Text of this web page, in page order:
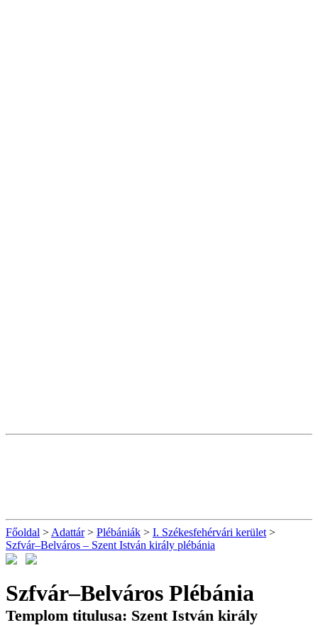
Főoldal > Adattár> Plébániák > I. Székesfehérvári kerület >
Szfvár–Belváros – Szent István király plébánia
Szfvár–Belváros Plébánia
Templom titulusa: Szent István király